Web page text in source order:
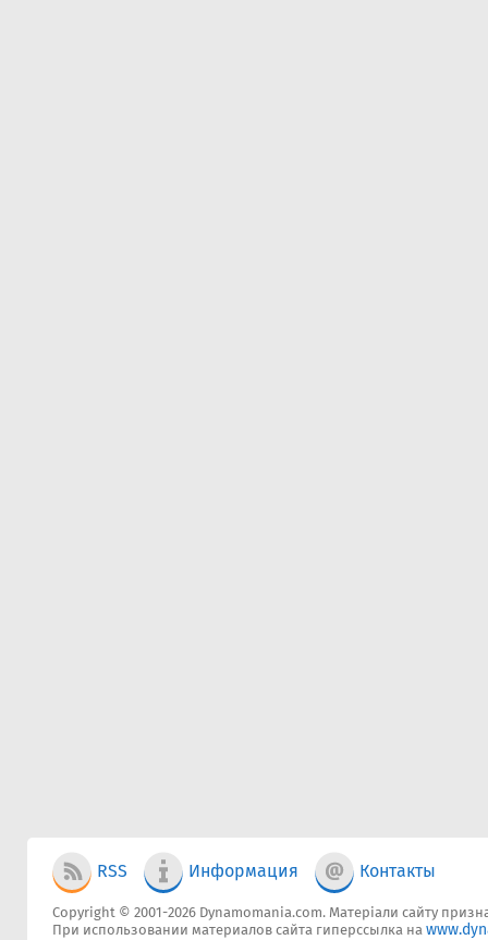
RSS Информация Контакты
Copyright © 2001-2026 Dynamomania.com. Матеріали сайту
При использовании материалов сайта гиперссылка на